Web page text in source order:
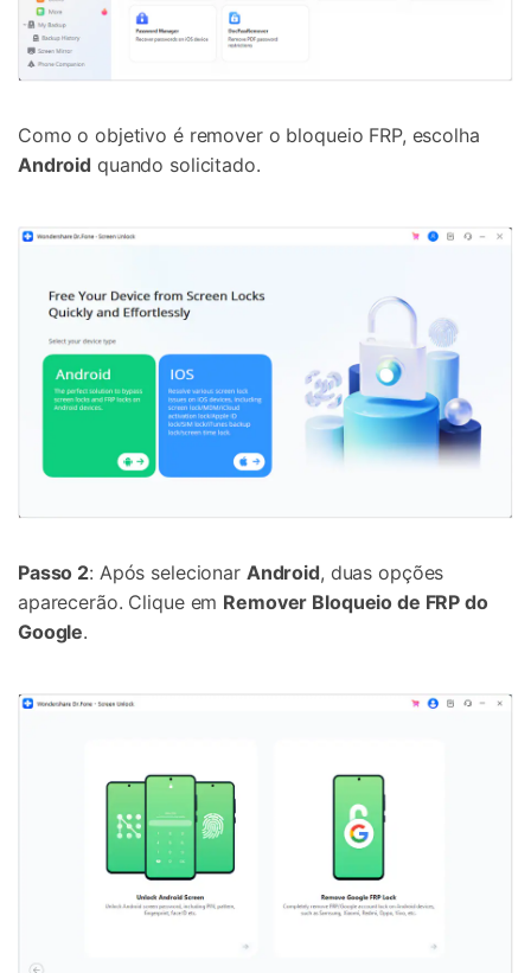
Como o objetivo é remover o bloqueio FRP, escolha
Android quando solicitado.
Passo 2: Após selecionar Android, duas opções
aparecerão. Clique em Remover Bloqueio de FRP do
Google.